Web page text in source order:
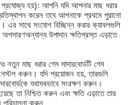
প্রযোজ্য হয়): আপনি যদি আপনার মাছ ধরার
করেন তবে আপনাকে প্রথমে পুরানো
এর সাথে সংযোগ বিচ্ছিন্ন করার ক্যাবলগুলি
অপসারণঅন্যান্য উপাদান ক্ষতিগ্রস্ত এড়াতে
নতুন মাছ ধরার গেম মাদারবোর্ডটি গেম
করুন। যদি প্রয়োজন হয়, তারগুলি
যথাযথভাবে সংরক্ষণ করুন।
তা নিশ্চিত করুন এবং ক্ষতি এড়াতে তার
পরিচালনা করুন.